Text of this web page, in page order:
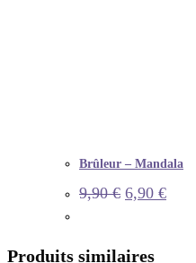
Brûleur – Mandala
9,90€ 6,90 €
Produits similaires